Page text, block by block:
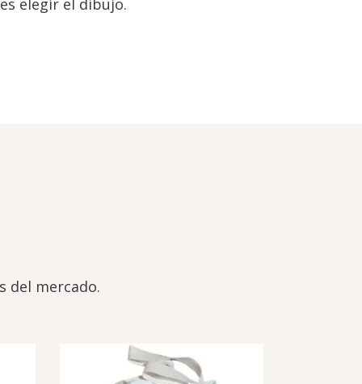
elegir el dibujo.
del mercado.